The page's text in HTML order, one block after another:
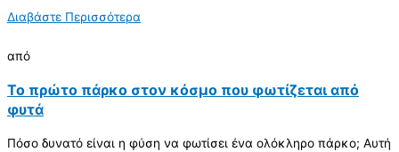
Διαβάστε Περισσότερα
από
Το πρώτο πάρκο στον κόσμο που φωτίζεται από
φυτά
Πόσο δυνατό είναι η φύση να φωτίσει ένα ολόκληρο πάρκο; Αυτή